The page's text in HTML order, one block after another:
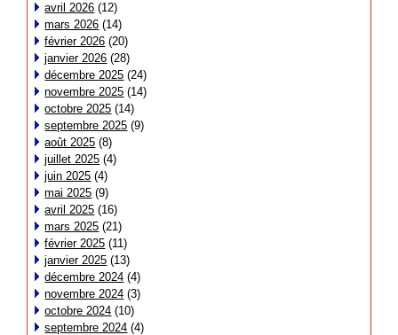
avril 2026 (12)
mars 2026 (14)
février 2026 (20)
janvier 2026 (28)
décembre 2025 (24)
novembre 2025 (14)
octobre 2025 (14)
septembre 2025 (9)
août 2025 (8)
juillet 2025 (4)
juin 2025 (4)
mai 2025 (9)
avril 2025 (16)
mars 2025 (21)
février 2025 (11)
janvier 2025 (13)
décembre 2024 (4)
novembre 2024 (3)
octobre 2024 (10)
septembre 2024 (4)